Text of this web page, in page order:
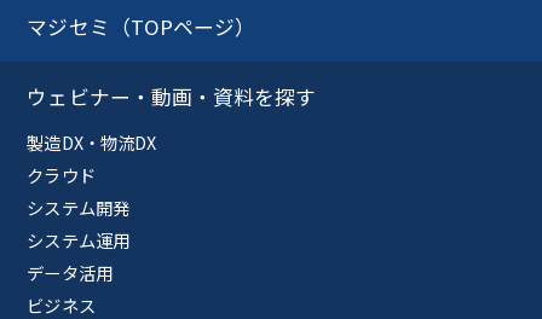
マジセミ（TOPページ）
ウェビナー・動画・資料を探す
製造DX・物流DX
クラウド
システム開発
システム運用
データ活用
ビジネス